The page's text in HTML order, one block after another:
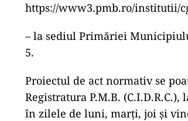
https://www3.pmb.ro/institutii/
– la sediul Primăriei
5.
Proiectul de act normativ se
Registratura P.M.B.
în zilele de luni, marţi, joi și